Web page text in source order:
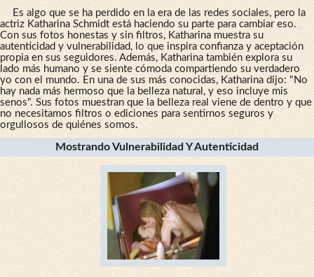
Es algo que se ha perdido en la era de las redes sociales, pero la
actriz Katharina Schmidt está haciendo su parte para cambiar eso.
Con sus fotos honestas y sin filtros, Katharina muestra su
autenticidad y vulnerabilidad, lo que inspira confianza y aceptación
propia en sus seguidores. Además, Katharina también explora su
lado más humano y se siente cómoda compartiendo su verdadero
yo con el mundo. En una de sus más conocidas, Katharina dijo: "No
hay nada más hermoso que la belleza natural, y eso incluye mis
senos". Sus fotos muestran que la belleza real viene de dentro y que
no necesitamos filtros o ediciones para sentirnos seguros y
orgullosos de quiénes somos.
Mostrando Vulnerabilidad Y Autenticidad